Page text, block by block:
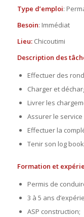
Type d’emploi:
Besoin: Immédiat
Lieu:Chicoutimi
Description des
Effectuer des
Charger et
Livrer les
Assurer le service
Effectuer la
Tenir son log
Formation et
Permis de
3 à 5 ans
ASP construction;